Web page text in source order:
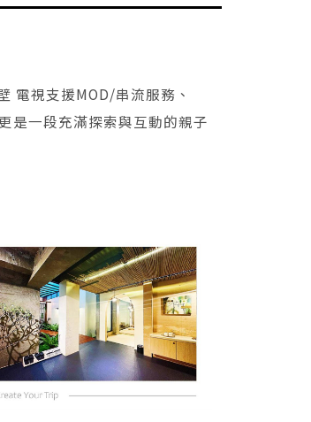
電視支援MOD/串流服務、
是一段充滿探索與互動的親子